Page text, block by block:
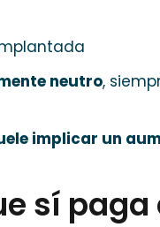
neutro,
implicar un
sí paga